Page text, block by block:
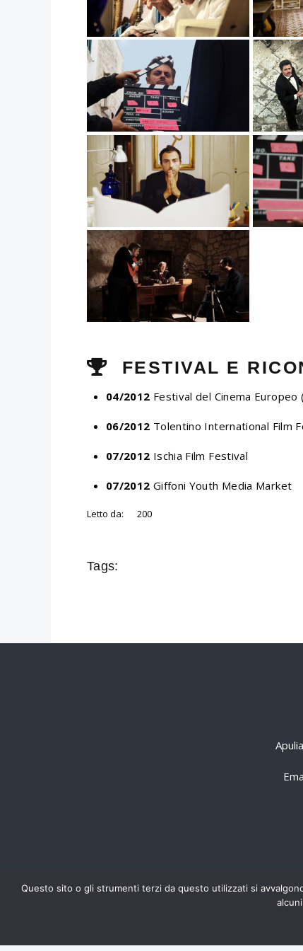
FESTIVAL E
04/2012 Festival del Cinema Europeo
06/2012 Tolentino International Film
07/2012 Ischia Film Festival
07/2012 Giffoni Youth Media Market
Letto da: 200
Tags:
Questo sito o gli strumenti terzi da questo utilizzati si